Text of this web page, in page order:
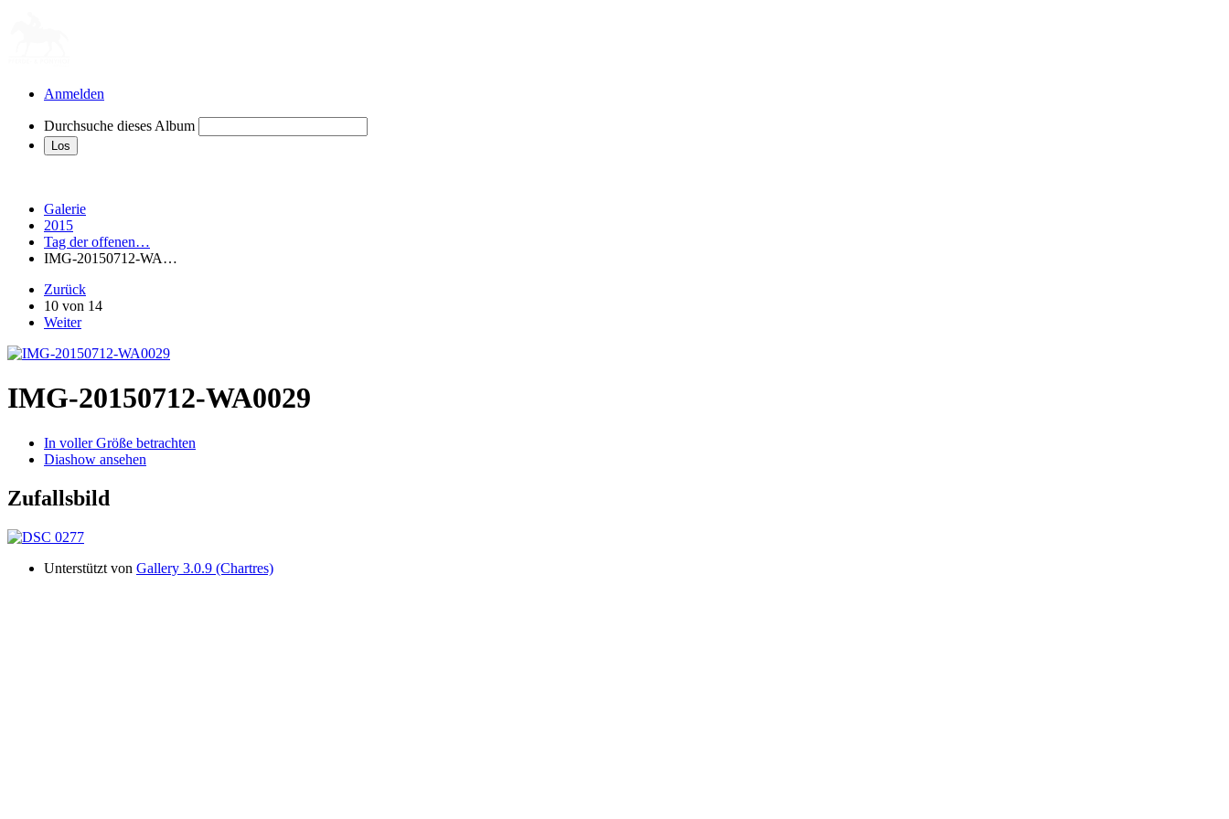
Anmelden
Durchsuche dieses Album
Galerie
2015
Tag der offenen…
IMG-20150712-WA…
Zurück
10 von 14
Weiter
IMG-20150712-WA0029
In voller Größe betrachten
Diashow ansehen
Zufallsbild
Unterstützt von Gallery 3.0.9 (Chartres)